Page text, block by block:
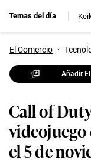
Temas del día
El Comercio ·
Añadir
Call of
videojuego
el 5 de